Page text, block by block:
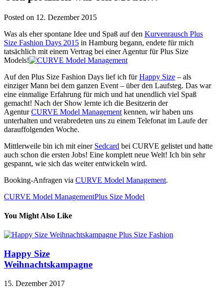
Posted on 12. Dezember 2015
Was als eher spontane Idee und Spaß auf den Kurvenrausch Plus
Size Fashion Days 2015 in Hamburg begann, endete für mich
tatsächlich mit einem Vertrag bei einer Agentur für Plus Size
Models!
Auf den Plus Size Fashion Days lief ich fürHappy Size – als
einziger Mann bei dem ganzen Event – über den Laufsteg. Das war
eine einmalige Erfahrung für mich und hat unendlich viel Spaß
gemacht! Nach der Show lernte ich die Besitzerin der
AgenturCURVE Model Management kennen, wir haben uns
unterhalten und verabredeten uns zu einem Telefonat im Laufe der
darauffolgenden Woche.
Mittlerweile bin ich mit einer Sedcard bei CURVE gelistet und hatte
auch schon die ersten Jobs! Eine komplett neue Welt! Ich bin sehr
gespannt, wie sich das weiter entwickeln wird.
Booking-Anfragen via CURVE Model Management.
CURVE Model ManagementPlus Size Model
You Might Also Like
Happy Size
Weihnachtskampagne
15. Dezember 2017